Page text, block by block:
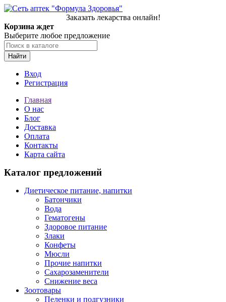
Заказать лекарства онлайн!
Корзина ждет
Выберите любое предложение
Найти
Вход
Регистрация
Главная
О нас
Блог
Доставка
Оплата
Контакты
Карта сайта
Каталог предложений
Диетическое питание, напитки
Батончики
Вода
Гематогены
Здоровое питание
Злаки
Конфеты
Мюсли
Прочие напитки
Сахарозаменители
Снижение веса
Зоотовары
Пеленки и подгузники